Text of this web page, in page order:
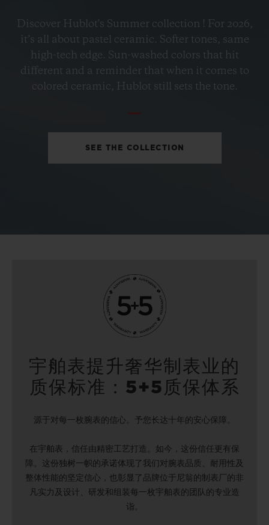
Discover Hublot's Summer collection ! For 2026,
it’s all about pastel ceramic. Softer tones, same
high-tech edge. Sun-washed colors that hit
different and a reminder that when it comes to
colored ceramic, Hublot still sets the tone.
SEE THE COLLECTION
宇舶表提升奢华制表业的
质保标准：5+5质保体系
源于对每一枚腕表的信心。予您长达十年的安心保障。
在宇舶表，信任由精密工艺打造。如今，这份信任更有保
障。这份独树一帜的承诺体现了我们对腕表品质、耐用性及
整体性能的坚定信心，也彰显了品牌位于尼翁的制表厂的非
凡实力及设计、研发和组装每一枚宇舶表的团队的专业造
诣。